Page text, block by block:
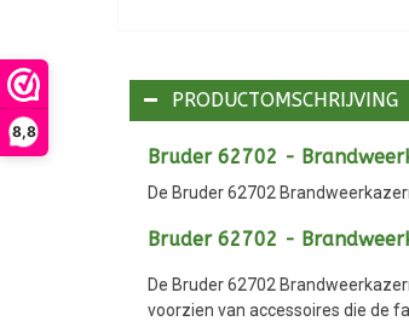
8,8
PRODUCTOMSCHRIJVING
Bruder 62702 -
De Bruder 62702
Bruder 62702 -
De Bruder 62702
voorzien van accessoires die de